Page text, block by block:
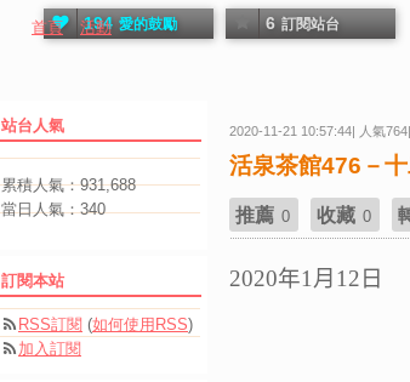
194 愛的鼓勵 6 訂閱站台
首頁 活動
2020-11-21 10:57:44| 人氣
活泉茶館476－
推薦 0 收藏 0
2020年1 月 12 日
站台人氣
累積人氣：931,688
當日人氣：340
訂閱本站
RSS訂閱 (如何使用RSS)
加入訂閱